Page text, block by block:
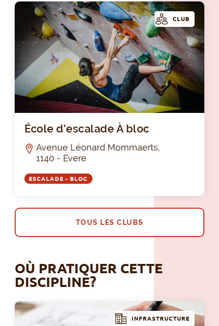
CLUB
École d'escalade À bloc
Avenue Léonard Mommaerts,
1140 - Evere
ESCALADE - BLOC
TOUS LES CLUBS
OÙ PRATIQUER CETTE
DISCIPLINE?
INFRASTRUCTURE